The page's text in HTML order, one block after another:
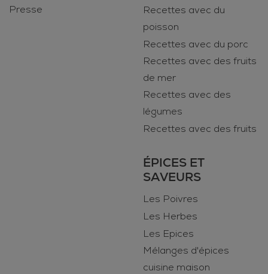
Presse
Recettes avec du
poisson
Recettes avec du porc
Recettes avec des fruits
de mer
Recettes avec des
légumes
Recettes avec des fruits
ÉPICES ET
SAVEURS
Les Poivres
Les Herbes
Les Epices
Mélanges d'épices
cuisine maison